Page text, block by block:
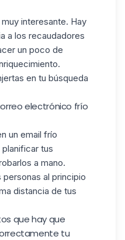
interesante. Hay
a los recaudadores
un poco de
en tu búsqueda
electrónico frío
un email frío
tus
a mano.
al principio
distancia de tus
que hay que
tu